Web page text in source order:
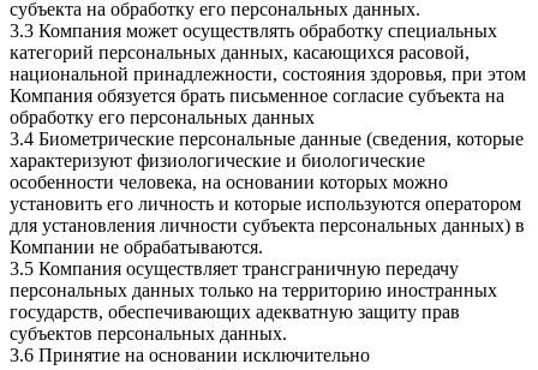
субъекта на обработку его персональных данных.
3.3 Компания может осуществлять обработку специальных
категорий персональных данных, касающихся расовой,
национальной принадлежности, состояния здоровья, при этом
Компания обязуется брать письменное согласие субъекта на
обработку его персональных данных
3.4 Биометрические персональные данные (сведения, которые
характеризуют физиологические и биологические
особенности человека, на основании которых можно
установить его личность и которые используются оператором
для установления личности субъекта персональных данных) в
Компании не обрабатываются.
3.5 Компания осуществляет трансграничную передачу
персональных данных только на территорию иностранных
государств, обеспечивающих адекватную защиту прав
субъектов персональных данных.
3.6 Принятие на основании исключительно